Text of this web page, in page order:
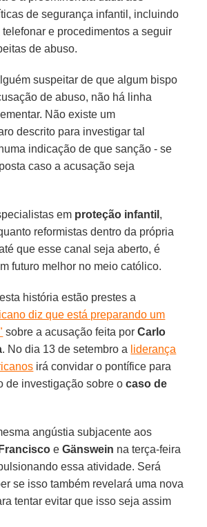
de segurança infantil, incluindo
telefonar e procedimentos a seguir
de abuso.
suspeitar de que algum bispo
de abuso, não há linha
Não existe um
descrito para investigar tal
indicação de que sanção - se
caso a acusação seja
em proteção infantil ,
reformistas dentro da própria
que esse canal seja aberto, é
futuro melhor no meio católico.
história estão prestes a
diz que está preparando um
sobre a acusação feita porCarlo
. No dia 13 de setembro a liderança
irá convidar o pontífice para
de investigação sobre ocaso de
angústia subjacente aos
Francisco eGänswein na terça-feira
essa atividade. Será
se isso também revelará uma nova
tentar evitar que isso seja assim